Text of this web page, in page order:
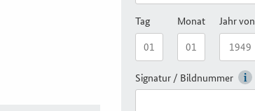
Tag Monat Jahr von
Signatur / Bildnummer